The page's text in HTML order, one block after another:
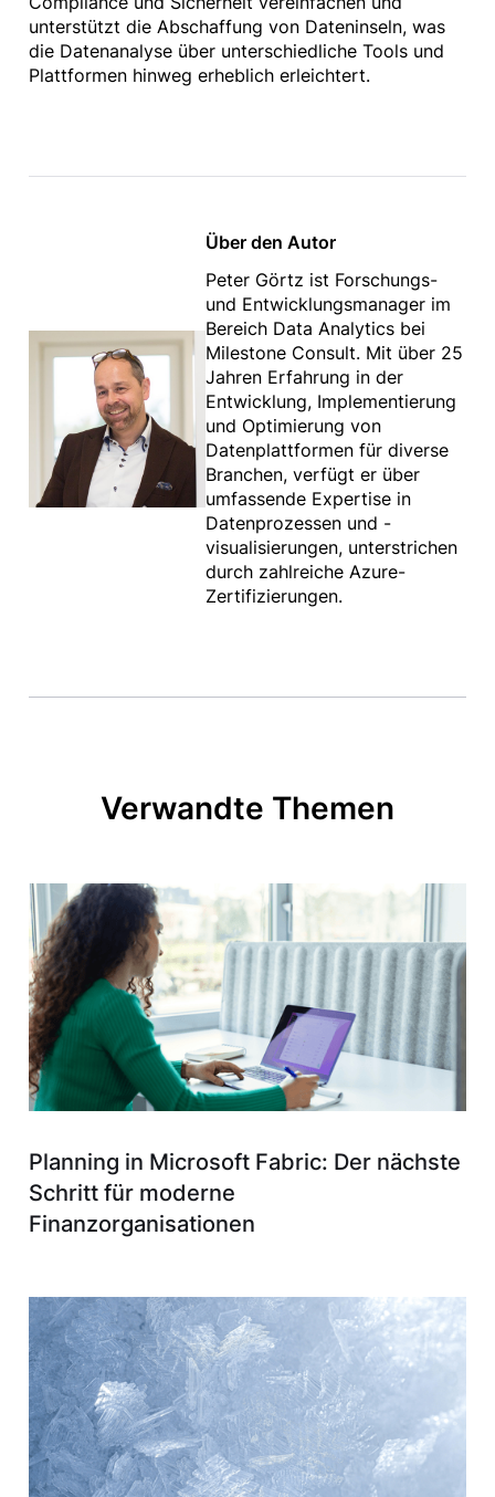
unterstützt die Abschaffung von Dateninseln, was
die Datenanalyse über unterschiedliche Tools und
Plattformen hinweg erheblich erleichtert.
Über den Autor
Peter Görtz ist Forschungs-
und Entwicklungsmanager im
Bereich Data Analytics bei
Milestone Consult. Mit über 25
Jahren Erfahrung in der
Entwicklung, Implementierung
und Optimierung von
Datenplattformen für diverse
Branchen, verfügt er über
umfassende Expertise in
Datenprozessen und -
visualisierungen, unterstrichen
durch zahlreiche Azure-
Zertifizierungen.
Verwandte Themen
Planning in Microsoft Fabric: Der nächste
Schritt für moderne
Finanzorganisationen